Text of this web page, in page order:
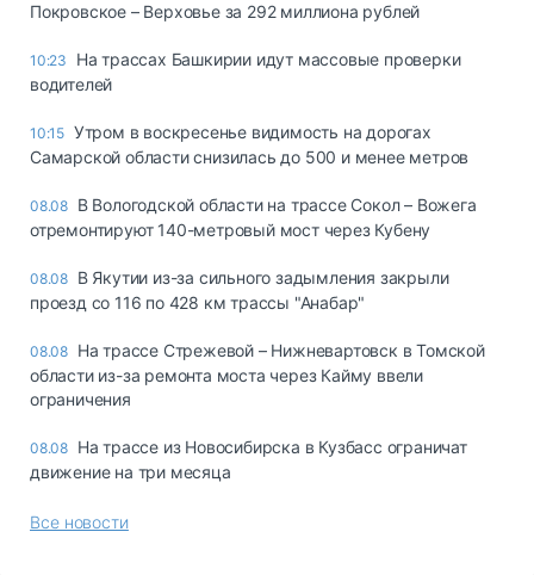
Покровское – Верховье за 292 миллиона рублей
10:23
На трассах Башкирии идут массовые проверки
водителей
10:15 Утром в воскресенье видимость на дорогах
Самарской области снизилась до 500 и менее метров
08.08 В Вологодской области на трассе Сокол – Вожега
отремонтируют 140-метровый мост через Кубену
08.08 В Якутии из-за сильного задымления закрыли
проезд со 116 по 428 км трассы "Анабар"
08.08 На трассе Стрежевой – Нижневартовск в Томской
области из-за ремонта моста через Кайму ввели
ограничения
08.08 На трассе из Новосибирска в Кузбасс ограничат
движение на три месяца
Все новости